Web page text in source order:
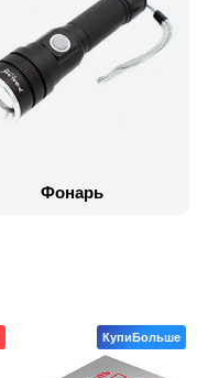
Фонарь
КупиБольше